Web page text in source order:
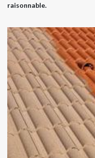
raisonnable.